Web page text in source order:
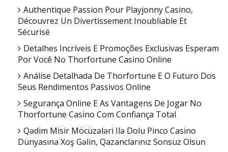
Authentique Passion Pour Playjonny Casino,
Découvrez Un Divertissement Inoubliable Et
Sécurisé
Detalhes Incríveis E Promoções Exclusivas Esperam
Por Você No Thorfortune Casino Online
Análise Detalhada De Thorfortune E O Futuro Dos
Seus Rendimentos Passivos Online
Segurança Online E As Vantagens De Jogar No
Thorfortune Casino Com Confiança Total
Qədim Misir Möcüzələri Ilə Dolu Pinco Casino
Dünyasına Xoş Gəlin, Qazanclarınız Sonsuz Olsun